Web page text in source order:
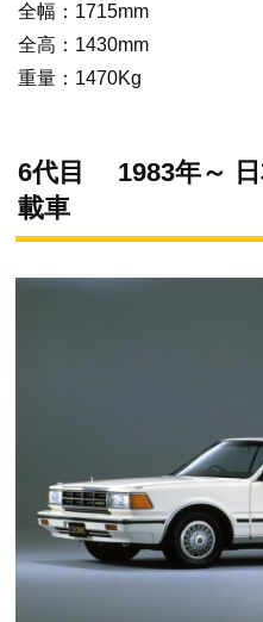
全幅：1715mm
全高：1430mm
重量：1470Kg
6代目 1983年～ 日
載車